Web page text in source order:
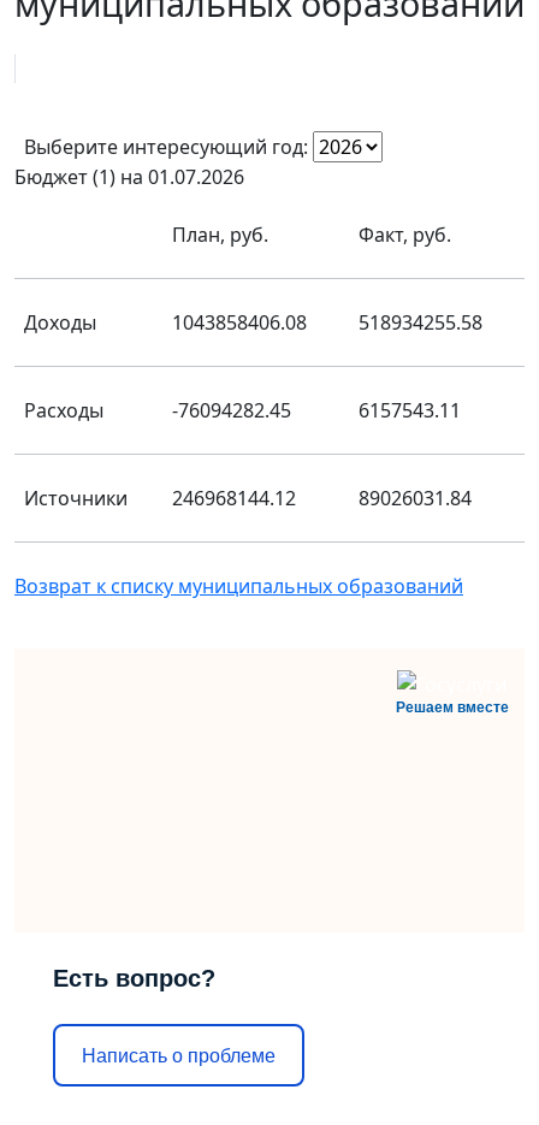
Выберите интересующий год:
Бюджет (1) на 01.07.2026
План, руб. Факт, руб.
Доходы 1043858406.08 518934255.58
Расходы -76094282.45 6157543.11
Источники 246968144.12 89026031.84
Возврат к списку муниципальных образований
Решаем вместе
Есть вопрос?
Написать о проблеме